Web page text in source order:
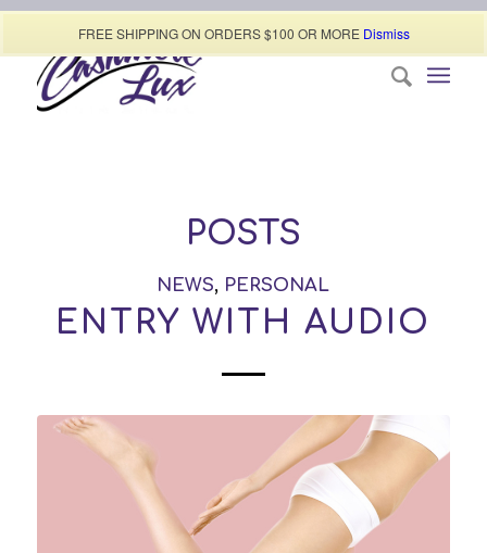
FREE SHIPPING ON ORDERS $100 OR MORE Dismiss
Call today (507) 322-0009
POSTS
NEWS, PERSONAL
ENTRY WITH AUDIO